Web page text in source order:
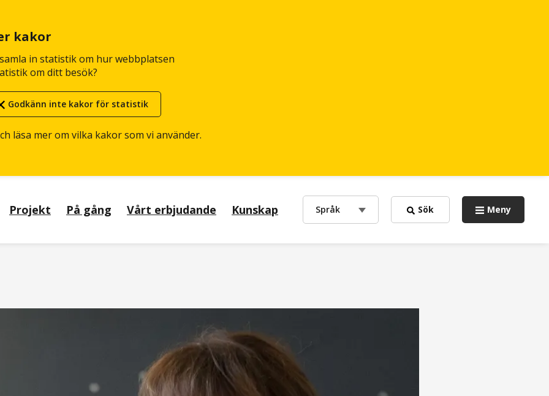
kakor
in statistik om hur webbplatsen
om ditt besök?
Godkänn inte kakor för statistik
läsa mer om vilka kakor som vi använder.
Projekt På gång Vårt erbjudande Kunskap choose
Språk Sök Meny